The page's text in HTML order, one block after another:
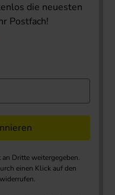
die neuesten
Postfach!
Dritte weitergegeben.
einen Klick auf den